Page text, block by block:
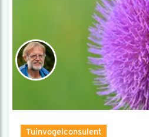
Tuinvogelconsulent